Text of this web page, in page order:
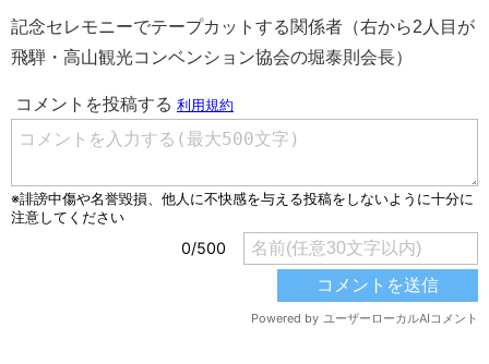
記念セレモニーでテープカットする関係者（右から2人目が
飛騨・高山観光コンベンション協会の堀泰則会長）